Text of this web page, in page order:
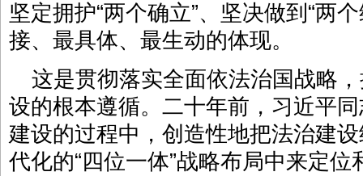
坚定拥护“两个确立”、坚决做到“两
接、最具体、最生动的体现。
这是贯彻落实全面依法治国战略
设的根本遵循。二十年前，习近平
建设的过程中，创造性地把法治建
代化的“四位一体”战略布局中来定